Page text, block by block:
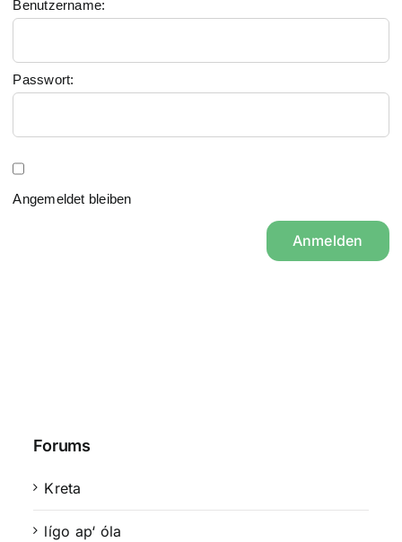
Benutzername:
Passwort:
Angemeldet bleiben
Anmelden
Forums
Kreta
lígo ap‘ óla